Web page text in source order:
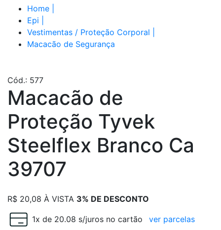
Home
Epi
Vestimentas / Proteção Corporal
Macacão de Segurança
Cód.: 577
Macacão de
Proteção Tyvek
Steelflex Branco Ca
39707
R$ 20,08 À VISTA 3% DE DESCONTO
1x de 20.08 s/juros no cartão ver parcelas